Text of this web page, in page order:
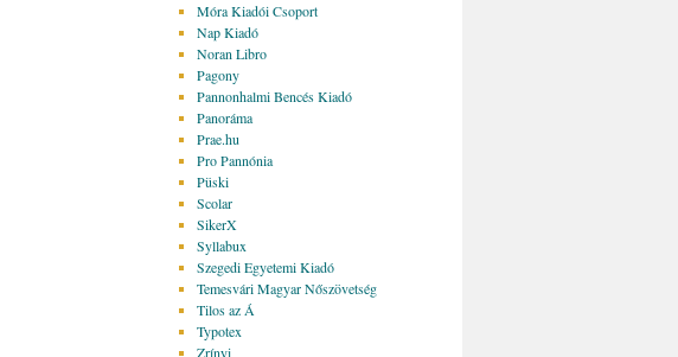
Móra Kiadói Csoport
Nap Kiadó
Noran Libro
Pagony
Pannonhalmi Bencés Kiadó
Panoráma
Prae.hu
Pro Pannónia
Püski
Scolar
SikerX
Syllabux
Szegedi Egyetemi Kiadó
Temesvári Magyar Nőszövetség
Tilos az Á
Typotex
Zrínyi